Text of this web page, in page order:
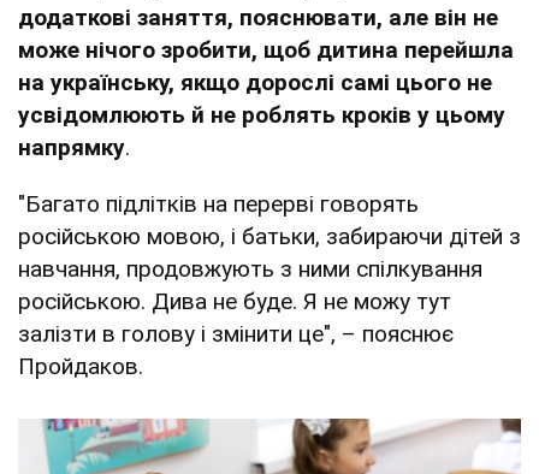
додаткові заняття, пояснювати, але він не
може нічого зробити, щоб дитина перейшла
на українську, якщо дорослі самі цього не
усвідомлюють й не роблять кроків у цьому
напрямку.
"Багато підлітків на перерві говорять
російською мовою, і батьки, забираючи дітей з
навчання, продовжують з ними спілкування
російською. Дива не буде. Я не можу тут
залізти в голову і змінити це", – пояснює
Пройдаков.